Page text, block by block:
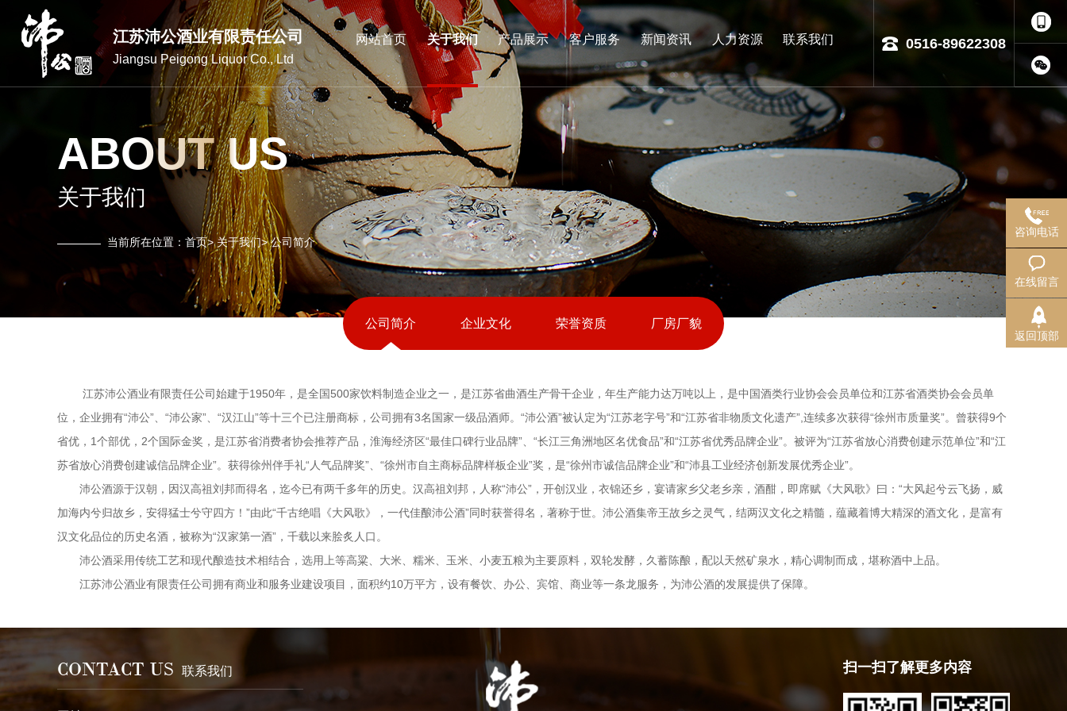
江苏沛公酒业有限责任公司
Jiangsu Peigong Liquor Co., Ltd
0516-89622308
网站首页 关于我们 产品展示 客户服务 新闻资讯 人力资源 联系我们
ABOUT US
关于我们
当前所在位置： 首页>关于我们>公司简介
公司简介 企业文化 荣誉资质 厂房厂貌
江苏沛公酒业有限责任公司始建于1950年，是全国500家饮料制造企业之一，是江苏省曲酒生产骨干企业，年生产能力达万吨以上，是中国酒类行业协会会员单位和江苏省酒类协会会员单
位，企业拥有“沛公”、“沛公家”、“汉江山”等十三个已注册商标，公司拥有3名国家一级品酒师。“沛公酒”被认定为“江苏老字号”和“江苏省非物质文化遗产”,连续多次获得“徐州市质量奖”。曾获得9个
省优，1个部优，2个国际金奖，是江苏省消费者协会推荐产品，淮海经济区“最佳口碑行业品牌”、“长江三角洲地区名优食品”和“江苏省优秀品牌企业”。被评为“江苏省放心消费创建示范单位”和“江
苏省放心消费创建诚信品牌企业”。获得徐州伴手礼“人气品牌奖”、“徐州市自主商标品牌样板企业”奖，是“徐州市诚信品牌企业”和“沛县工业经济创新发展优秀企业”。
沛公酒源于汉朝，因汉高祖刘邦而得名，迄今已有两千多年的历史。汉高祖刘邦，人称“沛公”，开创汉业，衣锦还乡，宴请家乡父老乡亲，酒酣，即席赋《大风歌》曰：“大风起兮云飞扬，威
加海内兮归故乡，安得猛士兮守四方！”由此“千古绝唱《大风歌》，一代佳酿沛公酒”同时获誉得名，著称于世。沛公酒集帝王故乡之灵气，结两汉文化之精髓，蕴藏着博大精深的酒文化，是富有
汉文化品位的历史名酒，被称为“汉家第一酒”，千载以来脍炙人口。
沛公酒采用传统工艺和现代酿造技术相结合，选用上等高粱、大米、糯米、玉米、小麦五粮为主要原料，双轮发酵，久蓄陈酿，配以天然矿泉水，精心调制而成，堪称酒中上品。
江苏沛公酒业有限责任公司拥有商业和服务业建设项目，面积约10万平方，设有餐饮、办公、宾馆、商业等一条龙服务，为沛公酒的发展提供了保障。
CONTACT US 联系我们 扫一扫了解更多内容
咨询电话
在线留言
返回顶部